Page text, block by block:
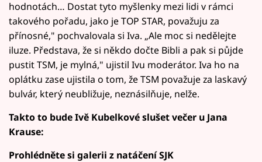
hodnotách… Dostat tyto myšlenky mezi lidi v rámci
takového pořadu, jako je TOP STAR, považuju za
přínosné," pochvalovala si Iva. „Ale moc si nedělejte
iluze. Představa, že si někdo dočte Bibli a pak si půjde
pustit TSM, je mylná," ujistil Ivu moderátor. Iva ho na
oplátku zase ujistila o tom, že TSM považuje za laskavý
bulvár, který neubližuje, neznásilňuje, nelže.
Takto to bude Ivě Kubelkové slušet večer u Jana
Krause:
Prohlédněte si galerii z natáčení SJK